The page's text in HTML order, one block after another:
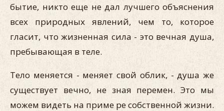
бытие, никто еще не дал лучшего объяснения
всех природных явлений, чем то, которое
гласит, что жизненная сила - это вечная душа,
пребывающая в теле.
Тело меняется - меняет свой облик, - душа же
существует вечно, не зная перемен. Это мы
можем видеть на приме ре собственной жизни.